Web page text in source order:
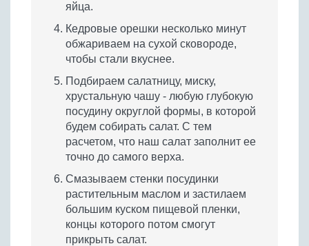
яйца.
Кедровые орешки несколько минут
обжариваем на сухой сковороде,
чтобы стали вкуснее.
Подбираем салатницу, миску,
хрустальную чашу - любую глубокую
посудину округлой формы, в которой
будем собирать салат. С тем
расчетом, что наш салат заполнит ее
точно до самого верха.
Смазываем стенки посудинки
растительным маслом и застилаем
большим куском пищевой пленки,
концы которого потом смогут
прикрыть салат.